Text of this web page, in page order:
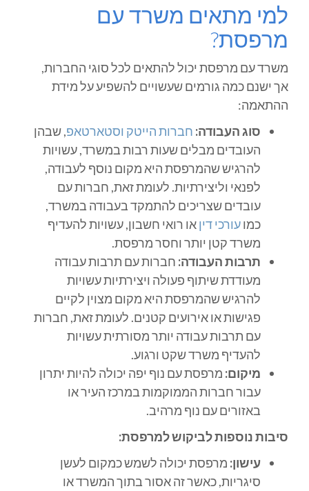
למי מתאים משרד עם
מרפסת?
משרד עם מרפסת יכול להתאים לכל סוגי החברות,
אך ישנם כמה גורמים שעשויים להשפיע על מידת
ההתאמה:
סוג העבודה: חברות הייטק וסטארטאפ, שבהן
העובדים מבלים שעות רבות במשרד, עשויות
להרגיש שהמרפסת היא מקום נוסף לעבודה,
לפנאי וליצירתיות. לעומת זאת, חברות עם
עובדים שצריכים להתמקד בעבודה במשרד,
כמועורכי דיןאו רואי חשבון, עשויות להעדיף
משרד קטן יותר וחסר מרפסת.
תרבות העבודה: חברות עם תרבות עבודה
מעודדת שיתוף פעולה ויצירתיות עשויות
להרגיש שהמרפסת היא מקום מצוין לקיים
פגישות או אירועים קטנים. לעומת זאת, חברות
עם תרבות עבודה יותר מסורתית עשויות
להעדיף משרד שקט ורגוע.
מיקום: מרפסת עם נוף יפה יכולה להיות יתרון
עבור חברות הממוקמות במרכז העיר או
באזורים עם נוף מרהיב.
סיבות נוספות לביקוש למרפסת:
עישון: מרפסת יכולה לשמש כמקום לעשן
סיגריות, כאשר זה אסור בתוך המשרד או